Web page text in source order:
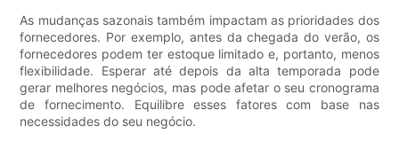
As mudanças sazonais também impactam as prioridades dos
fornecedores. Por exemplo, antes da chegada do verão, os
fornecedores podem ter estoque limitado e, portanto, menos
flexibilidade. Esperar até depois da alta temporada pode
gerar melhores negócios, mas pode afetar o seu cronograma
de fornecimento. Equilibre esses fatores com base nas
necessidades do seu negócio.